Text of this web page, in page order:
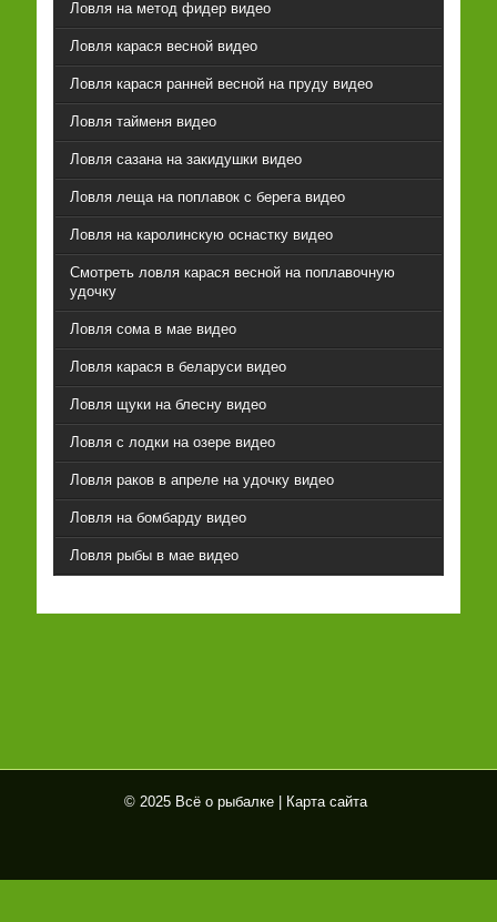
Ловля на метод фидер видео
Ловля карася весной видео
Ловля карася ранней весной на пруду видео
Ловля тайменя видео
Ловля сазана на закидушки видео
Ловля леща на поплавок с берега видео
Ловля на каролинскую оснастку видео
Смотреть ловля карася весной на поплавочную
удочку
Ловля сома в мае видео
Ловля карася в беларуси видео
Ловля щуки на блесну видео
Ловля с лодки на озере видео
Ловля раков в апреле на удочку видео
Ловля на бомбарду видео
Ловля рыбы в мае видео
© 2025 Всё о рыбалке | Карта сайта